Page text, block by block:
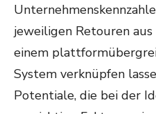
jeweiligen Retouren
einem
System verknüpfen
Potentiale, die bei der